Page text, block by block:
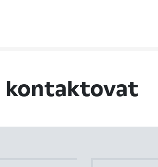
kontaktovat